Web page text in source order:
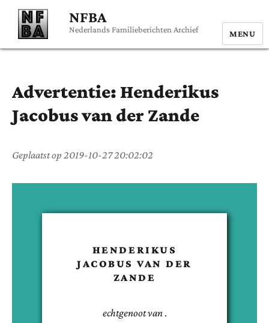
NFBA
Nederlands Familieberichten Archief MENU
Advertentie: Henderikus
Jacobusvan der Zande
Geplaatst op 2019-10-27 20:02:02
HENDERIKUS
JACOBUS VAN DER
ZANDE
echtgenoot van .